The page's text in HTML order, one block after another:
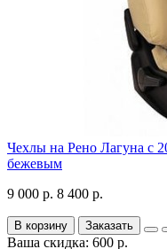
Чехлы на Рено Лагуна с
бежевым
9 000 р. 8 400 р.
В корзину Заказать
Ваша скидка: 600 р.